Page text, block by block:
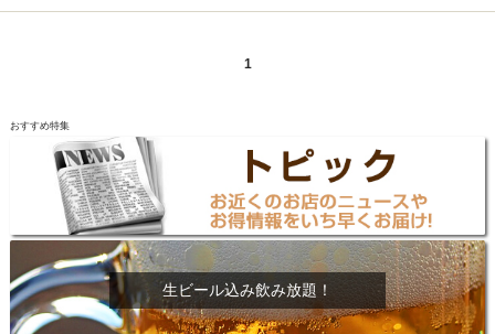
1
おすすめ特集
生ビール込み飲み放題！